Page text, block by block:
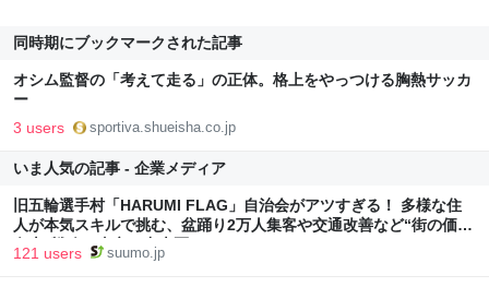
同時期にブックマークされた記事
オシム監督の「考えて走る」の正体。格上をやっつける胸熱サッカ
ー
3 users sportiva.shueisha.co.jp
いま人気の記事 - 企業メディア
旧五輪選手村「HARUMI FLAG」自治会がアツすぎる！ 多様な住
人が本気スキルで挑む、盆踊り2万人集客や交通改善など“街の価値
向上”戦略 東京・中央区
121 users suumo.jp